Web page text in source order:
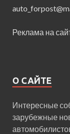
Реклама на
О САЙТЕ
Интересные
зарубежные